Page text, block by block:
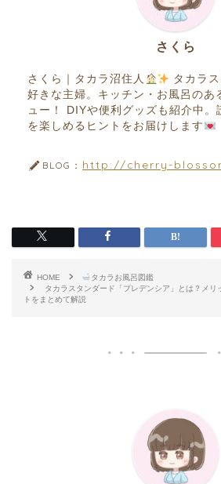
さくら
さくら｜タカラ沼住人
タカラ
好きな主婦。キッチン・お風呂のあ
ュー！ DIYや便利グッズも紹介中。
を楽しめるヒントをお届けします
BLOG： http://cherry-
HOME
タカラお風呂図鑑
タカラスタンダード「プレデンシア」とは？メリ
トをまとめて解説